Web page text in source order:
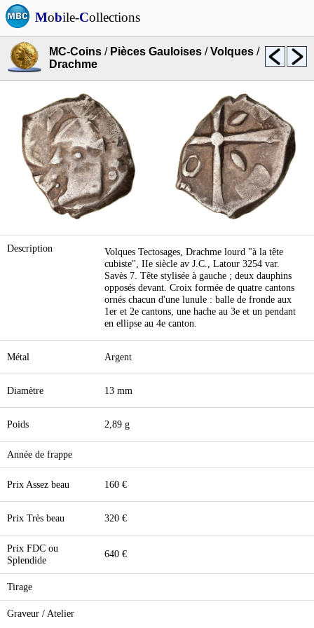
Mobile-Collections
MC-Coins / Pièces Gauloises /Volques /
Drachme
Description
Volques Tectosages, Drachme lourd "à la tête
cubiste", IIe siècle av J.C., Latour 3254 var.
Savès 7. Tête stylisée à gauche ; deux dauphins
opposés devant. Croix formée de quatre cantons
ornés chacun d'une lunule : balle de fronde aux
1er et 2e cantons, une hache au 3e et un pendant
en ellipse au 4e canton.
Métal Argent
Diamètre 13 mm
Poids 2,89 g
Année de frappe
Prix Assez beau 160 €
Prix Très beau 320 €
Prix FDC ou
Splendide
640 €
Tirage
Graveur / Atelier